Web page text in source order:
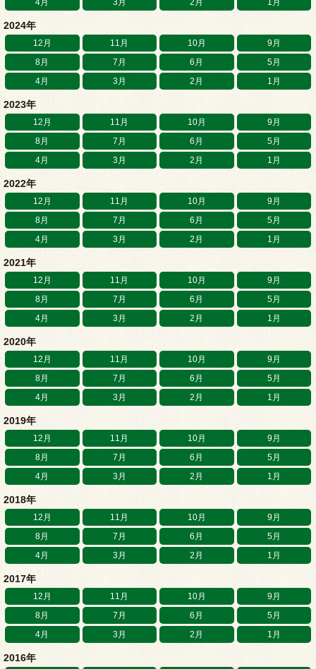
4月 3月 2月 1月
2024年
12月 11月 10月
9月
8月
7月 6月
5月
4月
3月 2月 1月
2023年
12月 11月 10月
9月
8月
7月 6月
5月
4月
3月 2月 1月
2022年
12月 11月 10月
9月
8月
7月 6月
5月
4月
3月 2月 1月
2021年
12月 11月 10月
9月
8月
7月 6月
5月
4月
3月 2月 1月
2020年
12月 11月 10月
9月
8月
7月 6月
5月
4月
3月 2月 1月
2019年
12月 11月 10月
9月
8月
7月 6月
5月
4月
3月 2月 1月
2018年
12月 11月 10月
9月
8月
7月 6月
5月
4月
3月 2月 1月
2017年
12月 11月 10月
9月
8月
7月 6月
5月
4月
3月 2月 1月
2016年